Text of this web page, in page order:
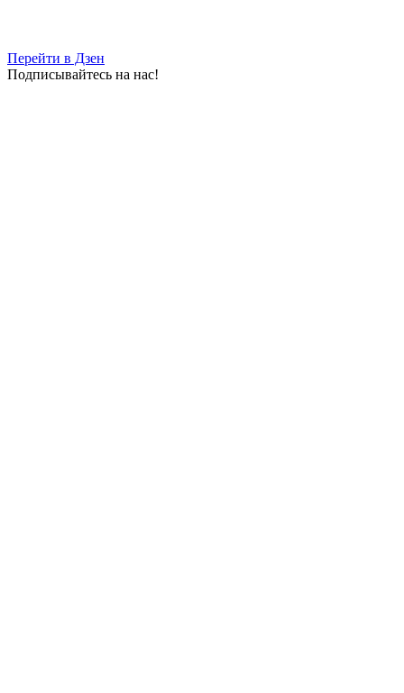
Перейти в Дзен
Подписывайтесь на нас!